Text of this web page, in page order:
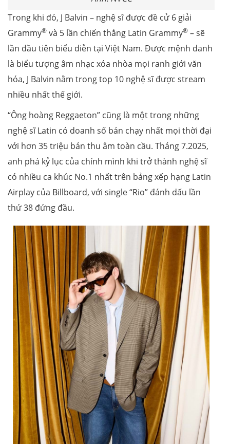
Trong khi đó, J Balvin – nghệ sĩ được đề cử 6 giải
Grammy® và 5 lần chiến thắng Latin Grammy® – sẽ
lần đầu tiên biểu diễn tại Việt Nam. Được mệnh danh
là biểu tượng âm nhạc xóa nhòa mọi ranh giới văn
hóa, J Balvin nằm trong top 10 nghệ sĩ được stream
nhiều nhất thế giới.
“Ông hoàng Reggaeton” cũng là một trong những
nghệ sĩ Latin có doanh số bán chạy nhất mọi thời đại
với hơn 35 triệu bản thu âm toàn cầu. Tháng 7.2025,
anh phá kỷ lục của chính mình khi trở thành nghệ sĩ
có nhiều ca khúc No.1 nhất trên bảng xếp hạng Latin
Airplay của Billboard, với single “Rio” đánh dấu lần
thứ 38 đứng đầu.